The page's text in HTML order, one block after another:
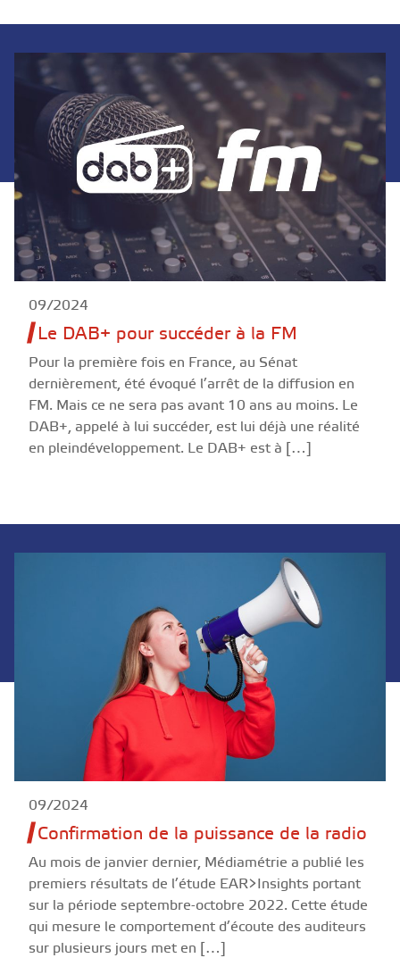
09/2024
Le DAB+ pour succéder à la FM
Pour la première fois en France, au Sénat
dernièrement, été évoqué l’arrêt de la diffusion en
FM. Mais ce ne sera pas avant 10 ans au moins. Le
DAB+, appelé à lui succéder, est lui déjà une réalité
en pleindéveloppement. Le DAB+ est à […]
09/2024
Confirmation de la puissance de la radio
Au mois de janvier dernier, Médiamétrie a publié les
premiers résultats de l’étude EAR>Insights portant
sur la période septembre-octobre 2022. Cette étude
qui mesure le comportement d’écoute des auditeurs
sur plusieurs jours met en […]